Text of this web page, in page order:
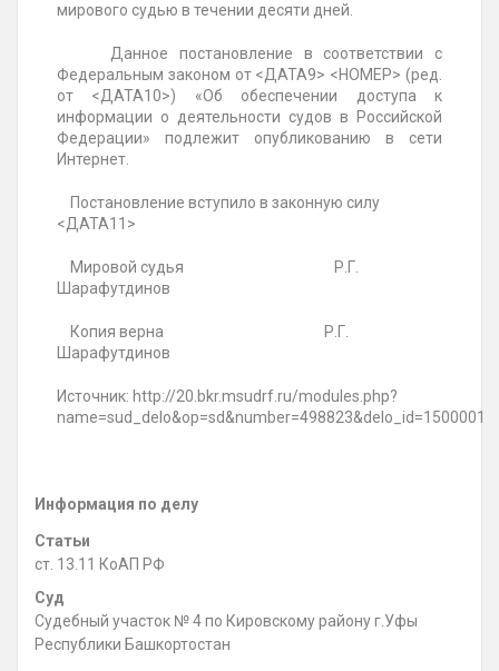
мирового судью в течении десяти дней.
Данное постановление в соответствии с
Федеральным законом от <ДАТА9> <НОМЕР> (ред.
от <ДАТА10>) «Об обеспечении доступа к
информации о деятельности судов в Российской
Федерации» подлежит опубликованию в сети
Интернет.
Постановление вступило в законную силу
<ДАТА11>
Мировой судья
Р.Г.
Шарафутдинов
Копия верна
Р.Г.
Шарафутдинов
Источник: http://20.bkr.msudrf.ru/modules.php?
name=sud_delo&op=sd&number=498823&delo_id=1500001
Информация по делу
Статьи
ст. 13.11 КоАП РФ
Суд
Судебный участок № 4 по Кировскому району г.Уфы
Республики Башкортостан